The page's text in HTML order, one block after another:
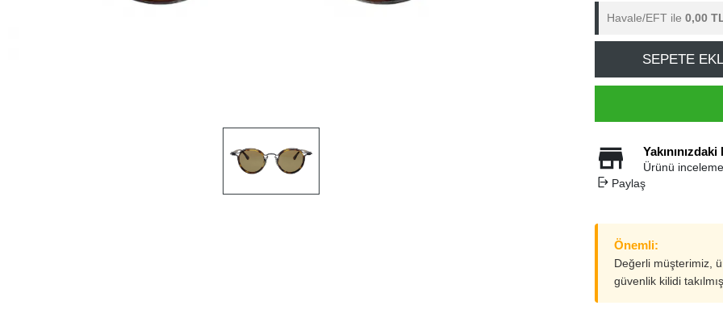
Havale/EFT ile 0,00
SEPETE
Ürünü
Paylaş
Önemli:
Değerli müşterimiz,
güvenlik kilidi